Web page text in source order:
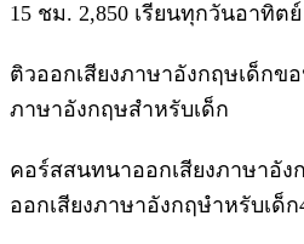
15 ชม. 2,850 เรียนทุกวันอาทิตย์
ติวออกเสียงภาษาอังกฤษเด็กข
ภาษาอังกฤษสำหรับเด็ก
คอร์สสนทนาออกเสียงภาษาอัง
ออกเสียงภาษาอังกฤษำหรับเด็